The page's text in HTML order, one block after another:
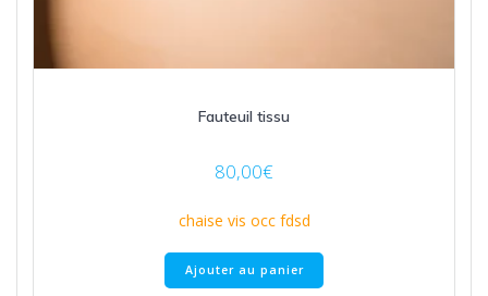
Fauteuil tissu
80,00€
chaise vis occ fdsd
Ajouter au panier